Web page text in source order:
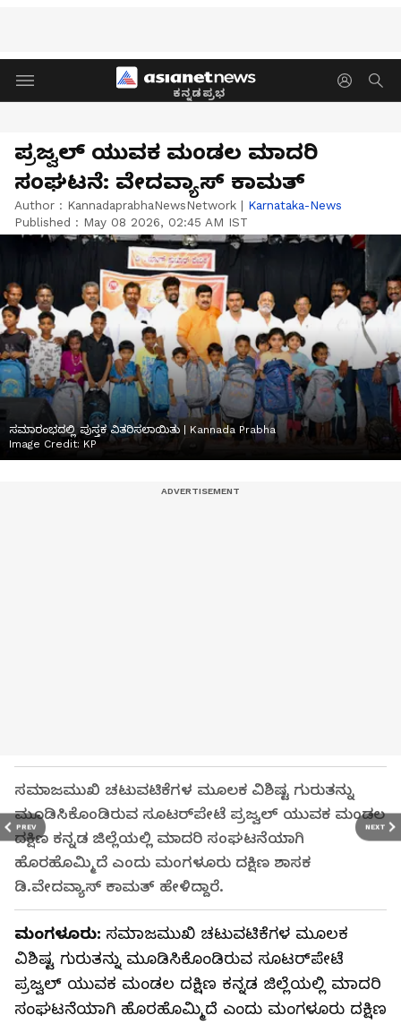
ಕನ್ನಡಪ್ರಭ
PREV NEXT
ಪ್ರಜ್ವಲ್ ಯುವಕ ಮಂಡಲ ಮಾದರಿ
ಸಂಘಟನೆ: ವೇದವ್ಯಾಸ್ ಕಾಮತ್
Author : KannadaprabhaNewsNetwork | Karnataka-News
Published : May 08 2026, 02:45 AM IST
ಸಮಾರಂಭದಲ್ಲಿ ಪುಸ್ತಕ ವಿತರಿಸಲಾಯಿತು | Kannada Prabha
Image Credit: KP
ಸಮಾಜಮುಖಿ ಚಟುವಟಿಕೆಗಳ ಮೂಲಕ ವಿಶಿಷ್ಟ ಗುರುತನ್ನು
ಮೂಡಿಸಿಕೊಂಡಿರುವ ಸೂಟರ್‌ಪೇಟೆ ಪ್ರಜ್ವಲ್ ಯುವಕ ಮಂಡಲ
ದಕ್ಷಿಣ ಕನ್ನಡ ಜಿಲ್ಲೆಯಲ್ಲಿ ಮಾದರಿ ಸಂಘಟನೆಯಾಗಿ
ಹೊರಹೊಮ್ಮಿದೆ ಎಂದು ಮಂಗಳೂರು ದಕ್ಷಿಣ ಶಾಸಕ
ಡಿ.ವೇದವ್ಯಾಸ್ ಕಾಮತ್ ಹೇಳಿದ್ದಾರೆ.
ಮಂಗಳೂರು: ಸಮಾಜಮುಖಿ ಚಟುವಟಿಕೆಗಳ ಮೂಲಕ
ವಿಶಿಷ್ಟ ಗುರುತನ್ನು ಮೂಡಿಸಿಕೊಂಡಿರುವ ಸೂಟರ್‌ಪೇಟೆ
ಪ್ರಜ್ವಲ್ ಯುವಕ ಮಂಡಲ ದಕ್ಷಿಣ ಕನ್ನಡ ಜಿಲ್ಲೆಯಲ್ಲಿ ಮಾದರಿ
ಸಂಘಟನೆಯಾಗಿ ಹೊರಹೊಮ್ಮಿದೆ ಎಂದು ಮಂಗಳೂರು ದಕ್ಷಿಣ